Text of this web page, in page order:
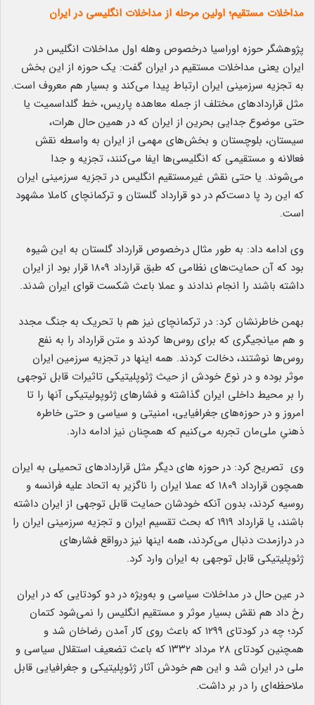
مداخلات مستقیم؛ اولین مرحله از مداخلات انگلیسی در ایران
پژوهشگر حوزه اوراسیا درخصوص وهله اول مداخلات انگلیس در
ایران یعنی مداخلات مستقیم در ایران گفت: یک حوزه از این بخش
به تجزیه سرزمینی ایران ارتباط پیدا می‌کند و بسیار هم معروف است.
مثل قراردادهای مختلف از جمله معاهده پاریس، خط گلداسمیت یا
حتی موضوع جدایی بحرین از ایران که در همین حال هرات،
سیستان، بلوچستان و بخش‌های مهمی از ایران به واسطه نقش
فعالانه‌ و مستقیمی که انگلیسی‌ها ایفا می‌کنند، تجزیه و جدا
می‌شوند. یا حتی نقش غیرمستقیم انگلیس در تجزیه سرزمینی ایران
که این رد پا دست‌کم در دو قرارداد گلستان و ترکمانچای کاملا مشهود
است.
وی ادامه داد: به طور مثال درخصوص قرارداد گلستان به این شیوه
بود که آن حمایت‌های نظامی که طبق قرارداد ۱۸۰۹ قرار بود از ایران
داشته باشند را انجام ندادند و عملا باعث شکست قوای ایران شدند.
بهمن خاطرنشان کرد: در ترکمانچای نیز هم با تحریک به جنگ مجدد
و هم میانجیگری که برای روس‌ها کردند و متن قرارداد را به نفع
روس‌ها نوشتند، دخالت کردند. همه اینها در تجزیه سرزمین ایران
موثر بوده و در نوع خودش از حیث ژئوپلیتیکی تاثیرات قابل توجهی
را بر محیط داخلی ایران گذاشته و فشارهای ژئوپولیتیکی آنها را تا
امروز و در حوزه‌های جغرافیایی، امنیتی و سیاسی و حتی خاطره
ذهنیِ ملی‌مان تجربه می‌کنیم که همچنان نیز ادامه دارد.
وی تصریح کرد: در حوزه های دیگر مثل قراردادهای تحمیلی به ایران
همچون قرارداد ۱۸۰۹ که عملا ایران را ناگزیر به اتحاد علیه فرانسه و
روسیه کردند، بدون آنکه خودشان حمایت قابل توجهی از ایران داشته
باشند، یا قرارداد ۱۹۱۹ که بحث تقسیم ایران و تجزیه سرزمینی ایران را
در درازمدت دنبال می‌کردند، همه اینها نیز درواقع فشارهای
ژئوپلیتیکی قابل توجهی به ایران وارد کرد.
در عین حال در مداخلات سیاسی و به‌ویژه در دو کودتایی که در ایران
رخ داد هم نقش بسیار موثر و مستقیم انگلیس را نمی‌شود کتمان
کرد؛ چه در کودتای ۱۲۹۹ که باعث روی کار آمدن رضاخان شد و
همچنین کودتای ۲۸ مرداد ۱۳۳۲ که باعث تضعیف استقلال سیاسی و
ملی در ایران شد و این هم خودش آثار ژئوپلیتیکی و جغرافیایی قابل
ملاحظه‌ای را در بر داشت.